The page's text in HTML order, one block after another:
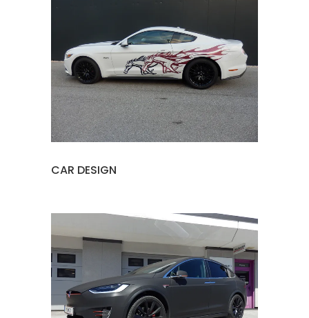
CAR DESIGN